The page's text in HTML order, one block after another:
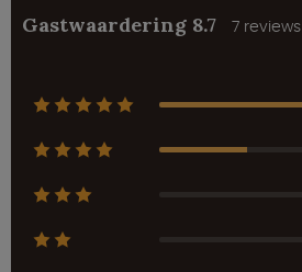
Gastwaardering 8.7 7 reviews